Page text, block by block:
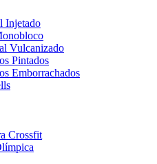
Injetado
Vulcanizado
Pintados
Emborrachados
Crossfit